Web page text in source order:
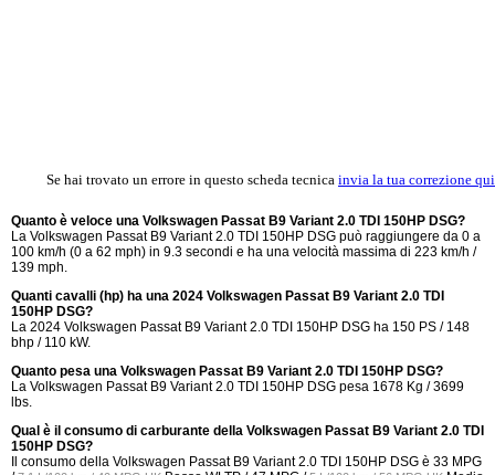
Se hai trovato un errore in questo scheda tecnica invia la tua correzione qui
Quanto è veloce una Volkswagen Passat B9 Variant 2.0 TDI 150HP DSG?
La Volkswagen Passat B9 Variant 2.0 TDI 150HP DSG può raggiungere da 0 a
100 km/h (0 a 62 mph) in 9.3 secondi e ha una velocità massima di 223 km/h /
139 mph.
Quanti cavalli (hp) ha una 2024 Volkswagen Passat B9 Variant 2.0 TDI
150HP DSG?
La 2024 Volkswagen Passat B9 Variant 2.0 TDI 150HP DSG ha 150 PS / 148
bhp / 110 kW.
Quanto pesa una Volkswagen Passat B9 Variant 2.0 TDI 150HP DSG?
La Volkswagen Passat B9 Variant 2.0 TDI 150HP DSG pesa 1678 Kg / 3699
lbs.
Qual è il consumo di carburante della Volkswagen Passat B9 Variant 2.0 TDI
150HP DSG?
Il consumo della Volkswagen Passat B9 Variant 2.0 TDI 150HP DSG è 33 MPG